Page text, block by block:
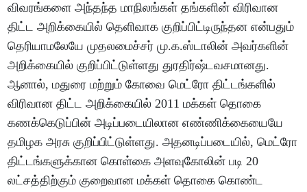
விவரங்களை அந்தந்த மாநிலங்கள் தங்களின் விரிவான
திட்ட அறிக்கையில் தெளிவாக குறிப்பிட்டிருந்தன என்பதும்
தெரியாமலேயே முதலமைச்சர் மு.க.ஸ்டாலின் அவர்களின்
அறிக்கையில் குறிப்பிட்டுள்ளது துரதிர்ஷ்டவசமானது.
ஆனால், மதுரை மற்றும் கோவை மெட்ரோ திட்டங்களில்
விரிவான திட்ட அறிக்கையில் 2011 மக்கள் தொகை
கணக்கெடுப்பின் அடிப்படையிலான எண்ணிக்கையையே
தமிழக அரசு குறிப்பிட்டுள்ளது. அதனடிப்படையில், மெட்ரோ
திட்டங்களுக்கான கொள்கை அளவுகோலின் படி 20
லட்சத்திற்கும் குறைவான மக்கள் தொகை கொண்ட